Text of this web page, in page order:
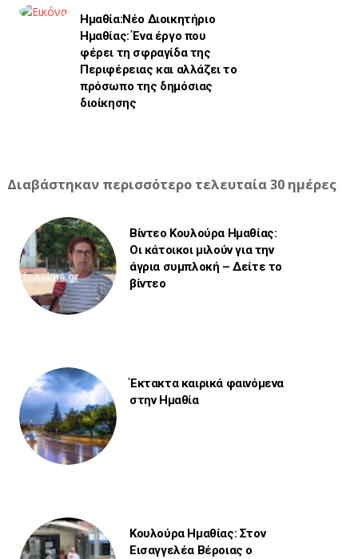
Ημαθία:Νέο Διοικητήριο
Ημαθίας: Ένα έργο που
φέρει τη σφραγίδα της
Περιφέρειας και αλλάζει το
πρόσωπο της δημόσιας
διοίκησης
Διαβάστηκαν περισσότερο τελευταία 30 ημέρες
Βίντεο Κουλούρα Ημαθίας:
Οι κάτοικοι μιλούν για την
άγρια συμπλοκή – Δείτε το
βίντεο
Έκτακτα καιρικά φαινόμενα
στην Ημαθία
Κουλούρα Ημαθίας: Στον
Εισαγγελέα Βέροιας ο